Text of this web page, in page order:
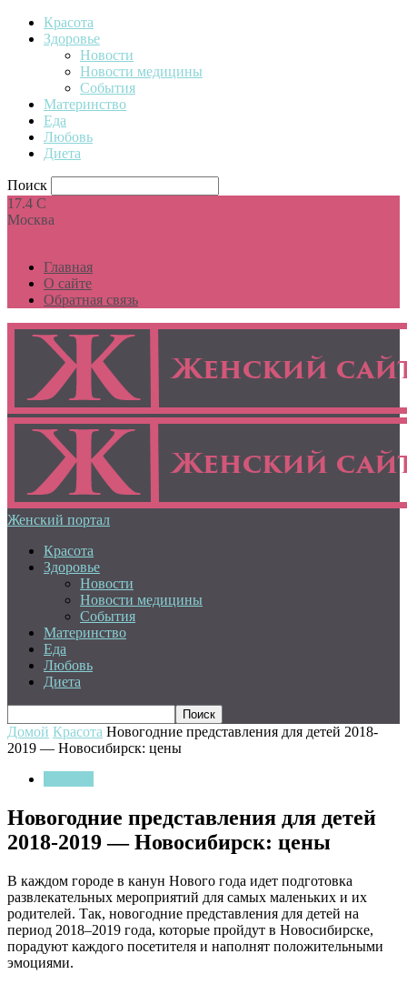
Красота
Здоровье
Новости
Новости медицины
События
Материнство
Еда
Любовь
Диета
Поиск
17.4 C
Москва
Главная
О сайте
Обратная связь
Женский портал
Красота
Здоровье
Новости
Новости медицины
События
Материнство
Еда
Любовь
Диета
Домой Красота Новогодние представления для детей 2018-
2019 — Новосибирск: цены
Новогодние представления для детей
2018-2019 — Новосибирск: цены
В каждом городе в канун Нового года идет подготовка
развлекательных мероприятий для самых маленьких и их
родителей. Так, новогодние представления для детей на
период 2018–2019 года, которые пройдут в Новосибирске,
порадуют каждого посетителя и наполнят положительными
эмоциями.